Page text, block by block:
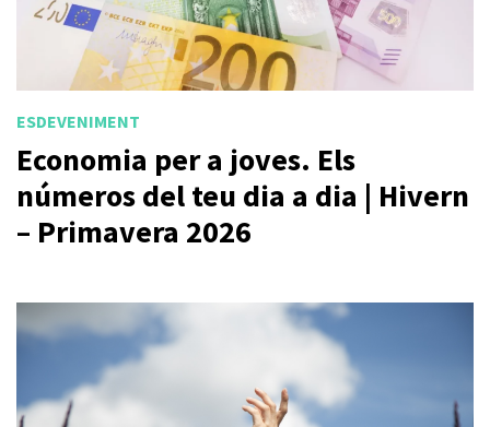
ESDEVENIMENT
Economia per a joves. Els
números del teu dia a dia | Hivern
– Primavera 2026